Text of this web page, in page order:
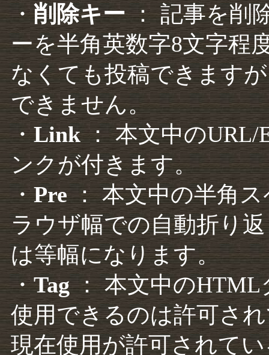
・削除キー： 記事を削
ーを半角英数字8文字程
なくても投稿できます
できません。
・Link： 本文中のURL/
ンクが付きます。
・Pre： 本文中の半角
ラウザ幅での自動折り
は等幅になります。
・Tag： 本文中のHTML
使用できるのは許可さ
現在使用が許可されて